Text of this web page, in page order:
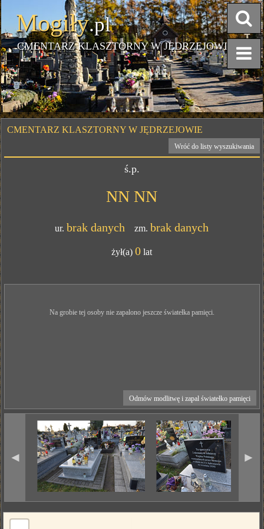
Mogiły.pl
CMENTARZ KLASZTORNY W JĘDRZEJOWIE
CMENTARZ KLASZTORNY W JĘDRZEJOWIE
Wróć do listy wyszukiwania
ś.p.
NN NN
ur. brak danych zm. brak danych
żył(a)0 lat
Na grobie tej osoby nie zapalono jeszcze światełka pamięci.
Odmów modlitwę i zapal światełko pamięci
◄ ►